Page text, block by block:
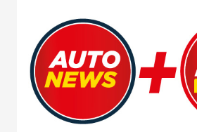
AGRO
COMPETICIÓN